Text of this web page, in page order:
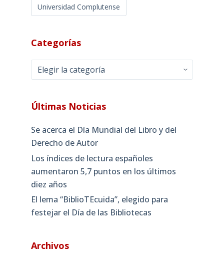
Universidad Complutense
Categorías
Categorías
Últimas Noticias
Se acerca el Día Mundial del Libro y del
Derecho de Autor
Los índices de lectura españoles
aumentaron 5,7 puntos en los últimos
diez años
El lema “BiblioTEcuida”, elegido para
festejar el Día de las Bibliotecas
Archivos